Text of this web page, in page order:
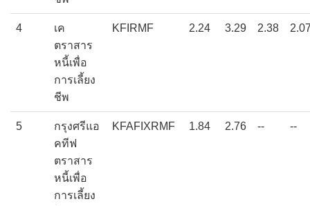
4
เค
ตราสาร
หนี้เพื่อ
การเลี้ยง
ชีพ
KFIRMF 2.24 3.29 2.38
5
กรุงศรีแอ
คทีฟ
ตราสาร
หนี้เพื่อ
การเลี้ยง
KFAFIXRMF 1.84 2.76 -- --